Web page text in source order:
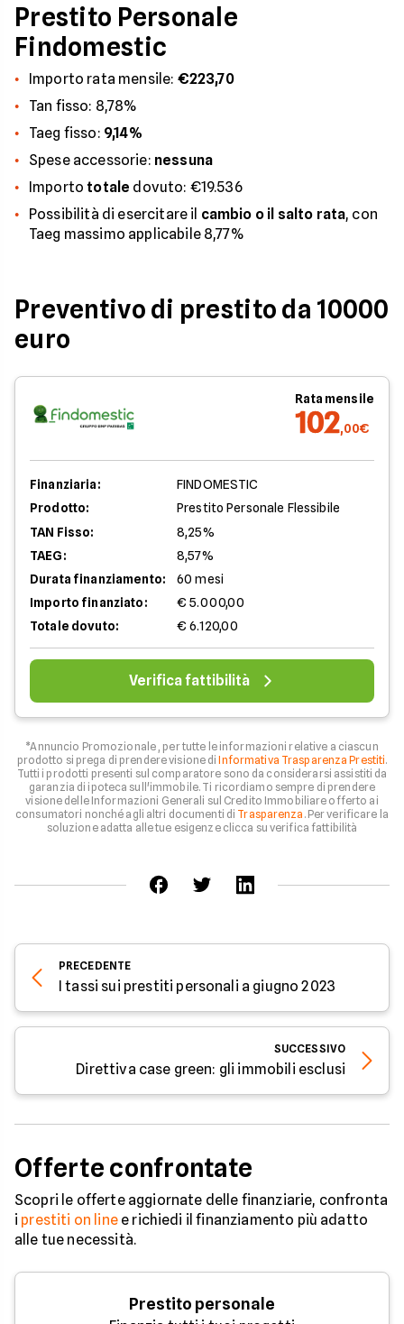
Prestito Personale
Findomestic
Importo rata mensile: €223,70
Tan fisso: 8,78%
Taeg fisso: 9,14%
Spese accessorie: nessuna
Importo totale dovuto: €19.536
Possibilità di esercitare il cambio o il salto rata, con
Taeg massimo applicabile 8,77%
Preventivo di prestito da 10000
euro
Rata mensile
102,00€
Finanziaria:
FINDOMESTIC
Prodotto:
Prestito Personale Flessibile
TAN Fisso:
8,25%
TAEG:
8,57%
Durata finanziamento:
60 mesi
Importo finanziato:
€ 5.000,00
Totale dovuto:
€ 6.120,00
Verifica fattibilità
*Annuncio Promozionale , per tutte le informazioni relative a ciascun
prodotto si prega di prendere visione diInformativa Trasparenza Prestiti.
Tutti i prodotti presenti sul comparatore sono da considerarsi assistiti da
garanzia di ipoteca sull'immobile. Ti ricordiamo sempre di prendere
visione delle Informazioni Generali sul Credito Immobiliare offerto ai
consumatori nonché agli altri documenti di Trasparenza . Per verificare la
soluzione adatta alle tue esigenze clicca su verifica fattibilità
PRECEDENTE
I tassi sui prestiti personali a giugno 2023
SUCCESSIVO
Direttiva case green: gli immobili esclusi
Offerte confrontate
Scopri le offerte aggiornate delle finanziarie, confronta
i prestiti on linee richiedi il finanziamento più adatto
alle tue necessità.
Prestito personale